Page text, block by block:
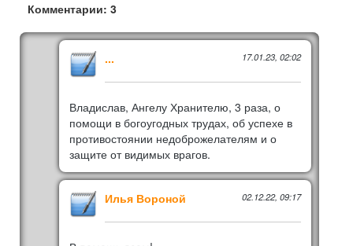
Комментарии: 3
17.01.23, 02:02
...
Владислав, Ангелу Хранителю, 3 раза, о
помощи в богоугодных трудах, об успехе в
противостоянии недоброжелателям и о
защите от видимых врагов.
02.12.22, 09:17
Илья Вороной